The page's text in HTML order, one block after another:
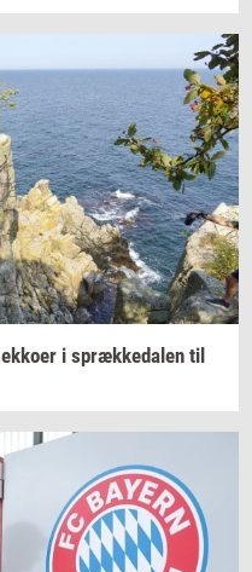
ek­ko­er i spræk­ke­da­len til